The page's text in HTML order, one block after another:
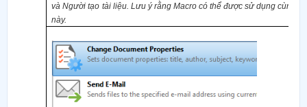
vàNgười tạo tài liệu. Lưu ý rằng Macro có thể được sử dụng cùng
này.